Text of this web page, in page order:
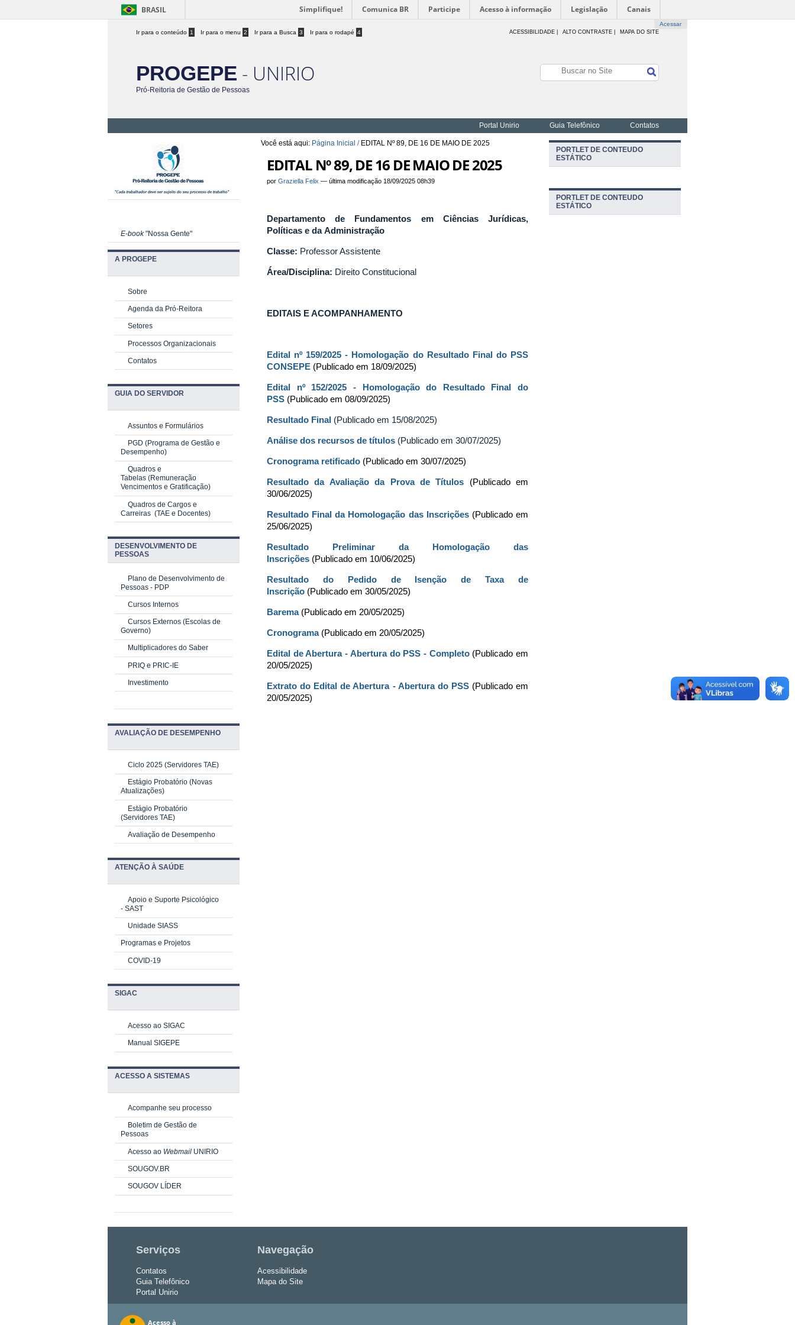
BRASIL Simplifique! Comunica BR Participe Acesso à informação Legislação Canais
Acessar
Ir para o conteúdo 1 Ir para o menu 2 Ir para a Busca 3 Ir para o rodapé 4 ACESSIBILIDADE ALTO CONTRASTE | MAPA DO SITE
PROGEPE - UNIRIO
Pró-Reitoria de Gestão de Pessoas
Portal Unirio Guia Telefônico Contatos
Você está aqui: Página Inicial / EDITAL Nº 89, DE 16 DE MAIO DE 2025
EDITAL Nº 89, DE 16 DE MAIO DE 2025
porGraziella Felix —última modificação 18/09/2025 08h39
Departamento de Fundamentos em Ciências Jurídicas,
Políticas e da Administração
Classe: Professor Assistente
Área/Disciplina: Direito Constitucional
EDITAIS E ACOMPANHAMENTO
Edital nº 159/2025 - Homologação do Resultado Final do PSS
CONSEPE (Publicado em 18/09/2025)
Edital nº 152/2025 - Homologação do Resultado Final do
PSS (Publicado em 08/09/2025)
Resultado Final (Publicado em 15/08/2025)
Análise dos recursos de títulos (Publicado em 30/07/2025)
Cronograma retificado (Publicado em 30/07/2025)
Resultado da Avaliação da Prova de Títulos (Publicado em
30/06/2025)
Resultado Final da Homologação das Inscrições (Publicado em
25/06/2025)
Resultado Preliminar da Homologação das
Inscrições (Publicado em 10/06/2025)
Resultado do Pedido de Isenção de Taxa de
Inscrição (Publicado em 30/05/2025)
Barema (Publicado em 20/05/2025)
Cronograma (Publicado em 20/05/2025)
Edital de Abertura - Abertura do PSS - Completo (Publicado em
20/05/2025)
Extrato do Edital de Abertura - Abertura do PSS (Publicado em
20/05/2025)
E-book"Nossa Gente"
A PROGEPE
Sobre
Agenda da Pró-Reitora
Setores
Processos Organizacionais
Contatos
GUIA DO SERVIDOR
Assuntos e Formulários
PGD (Programa de Gestão e
Desempenho)
Quadros e
Tabelas (Remuneração
Vencimentos e Gratificação)
Quadros de Cargos e
Carreiras (TAE e Docentes)
DESENVOLVIMENTO DE
PESSOAS
Plano de Desenvolvimento de
Pessoas - PDP
Cursos Internos
Cursos Externos (Escolas de
Governo)
Multiplicadores do Saber
PRIQ e PRIC-IE
Investimento
AVALIAÇÃO DE DESEMPENHO
Ciclo 2025 (Servidores TAE)
Estágio Probatório (Novas
Atualizações)
Estágio Probatório
(Servidores TAE)
Avaliação de Desempenho
ATENÇÃO À SAÚDE
Apoio e Suporte Psicológico
- SAST
Unidade SIASS
Programas e Projetos
COVID-19
SIGAC
Acesso ao SIGAC
Manual SIGEPE
ACESSO A SISTEMAS
Acompanhe seu processo
Boletim de Gestão de
Pessoas
Acesso ao Webmail UNIRIO
SOUGOV.BR
SOUGOV LÍDER
PORTLET DE CONTEUDO
ESTÁTICO
PORTLET DE CONTEUDO
ESTÁTICO
Serviços
Contatos
Guia Telefônico
Portal Unirio
Navegação
Acessibilidade
Mapa do Site